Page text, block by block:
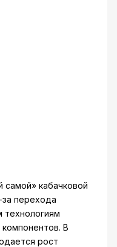
самой» кабачковой
перехода
технологиям
В
рост